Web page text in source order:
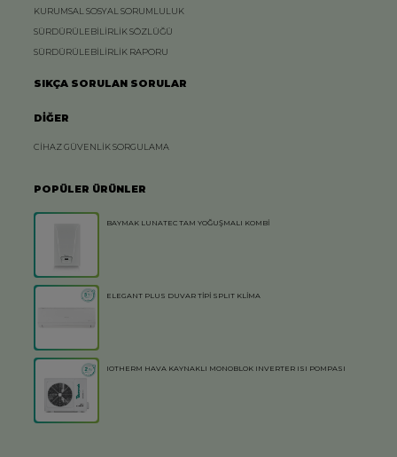
KURUMSAL SOSYAL SORUMLULUK
SÜRDÜRÜLEBİLİRLİK SÖZLÜĞÜ
SÜRDÜRÜLEBİLİRLİK RAPORU
SIKÇA SORULAN SORULAR
DİĞER
CİHAZ GÜVENLİK SORGULAMA
POPÜLER ÜRÜNLER
BAYMAK LUNATEC TAM YOĞUŞMALI KOMBİ
ELEGANT PLUS DUVAR TİPİ SPLIT KLİMA
IOTHERM HAVA KAYNAKLI MONOBLOK INVERTER ISI POMPASI